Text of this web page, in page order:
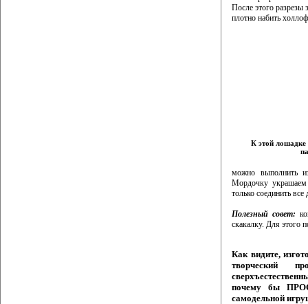
После этого разрезы
плотно набить
К этой лошадке
можно выполнить
Мордочку
только соединить
Полезный совет:
скакалку. Для этого
Как видите,
творческий
почему бы
самодельной